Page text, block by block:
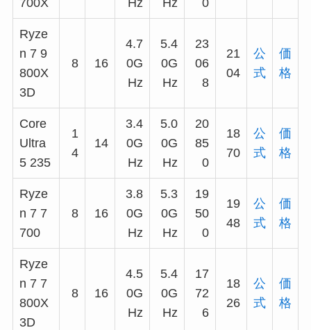
Ryze
n 7 9
800X
3D
8 16
4.7
0G
Hz
5.4
0G
Hz
23
06
8
21
04
公
式
価
格
Core
Ultra
5 235
1
4
14
3.4
0G
Hz
5.0
0G
Hz
20
85
0
18
70
公
式
価
格
Ryze
n 7 7
700
8 16
3.8
0G
Hz
5.3
0G
Hz
19
50
0
19
48
公
式
価
格
Ryze
n 7 7
800X
3D
8 16
4.5
0G
Hz
5.4
0G
Hz
17
72
6
18
26
公
式
価
格